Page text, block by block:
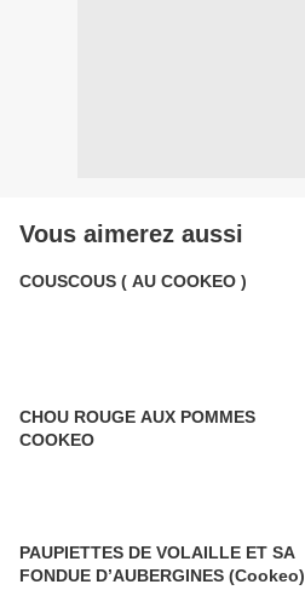
Vous aimerez aussi
COUSCOUS ( AU COOKEO )
CHOU ROUGE AUX POMMES
COOKEO
PAUPIETTES DE VOLAILLE ET SA
FONDUE D’AUBERGINES (Cookeo)